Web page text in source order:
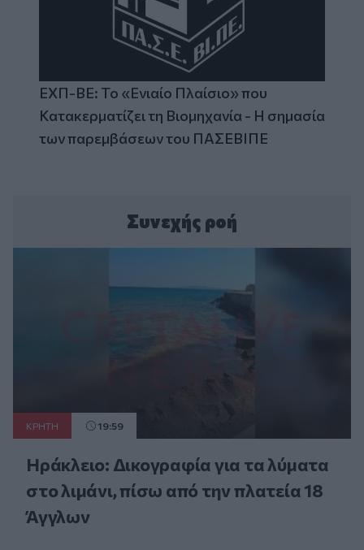
ΕΧΠ-ΒΕ: Το «Ενιαίο Πλαίσιο» που
Κατακερματίζει τη Βιομηχανία - Η σημασία
των παρεμβάσεων του ΠΑΣΕΒΙΠΕ
Συνεχής ροή
ΚΡΗΤΗ 19:59
Ηράκλειο: Δικογραφία για τα λύματα
στο λιμάνι, πίσω από την πλατεία 18
Άγγλων